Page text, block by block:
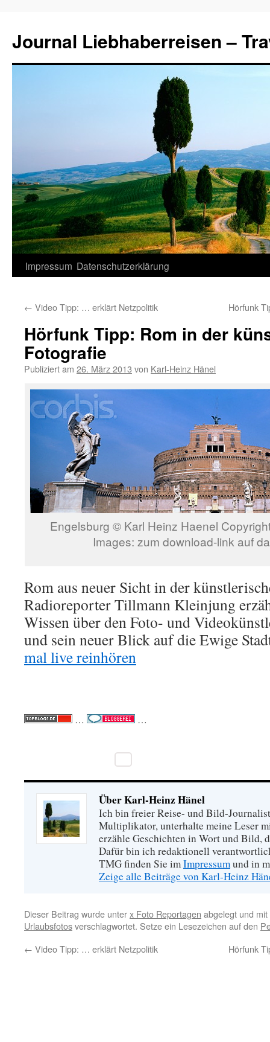
Journal Liebhaberreisen –
Zum
springen
Impressum Datenschutzerklärung
← Video Tipp: … erklärt Netzpolitik Hörfunk
Hörfunk Tipp: Rom in der
Fotografie
Publiziert am 26. März 2013 von Karl-Heinz Hänel
Engelsburg © Karl Heinz Haenel
Images: zum download-link auf
Rom aus neuer Sicht in der
Radioreporter Tillmann Kleinjung
Wissen über den Foto- und
und sein neuer Blick auf die Ewige
mal live reinhören
… …
Über Karl-Heinz Hänel
Ich bin freier Reise- und Bild-
Multiplikator, unterhalte meine Leser
erzähle Geschichten in Wort und Bild,
Dafür bin ich redaktionell
TMG finden Sie imImpressumund in
Zeige alle Beiträge von Karl-Heinz
Dieser Beitrag wurde unterx Foto Reportagen abgelegt und mit
Urlaubsfotosverschlagwortet. Setze ein Lesezeichen auf den
← Video Tipp: … erklärt Netzpolitik Hörfunk